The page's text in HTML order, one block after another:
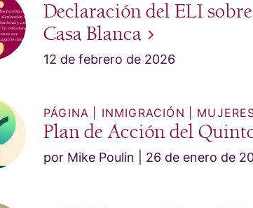
Declaración del ELI
Casa Blanca
12 de febrero de 2026
PÁGINA INMIGRACIÓN
Plan de Acción del
por Mike Poulin 26 de enero de